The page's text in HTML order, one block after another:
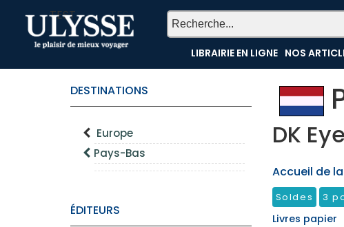
TEST
LIBRAIRIE EN LIGNE NOS
DESTINATIONS
Europe
Pays-Bas
ÉDITEURS
DK
Accueil de
Soldes 3
Livres papier